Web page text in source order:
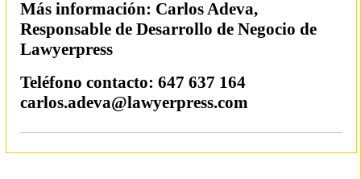
Más información: Carlos Adeva,
Responsable de Desarrollo de Negocio de
Lawyerpress
Teléfono contacto: 647 637 164
carlos.adeva@lawyerpress.com